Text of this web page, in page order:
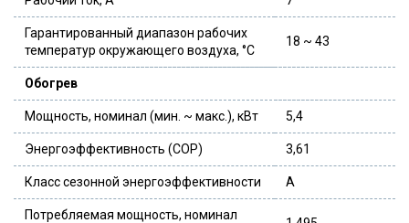
Гарантированный диапазон рабочих
температур окружающего воздуха, °С
18 ~ 43
Обогрев
Мощность, номинал (мин. ~ макс.), кВт 5,4
Энергоэффективность (COP) 3,61
Класс сезонной энергоэффективности A
Потребляемая мощность, номинал